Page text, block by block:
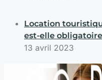
Location
est-elle
13 avril 2023